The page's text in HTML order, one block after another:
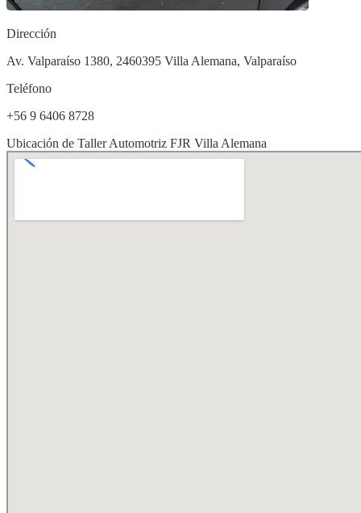
Dirección
Av. Valparaíso 1380, 2460395 Villa Alemana, Valparaíso
Teléfono
+56 9 6406 8728
Ubicación de Taller Automotriz FJR Villa Alemana